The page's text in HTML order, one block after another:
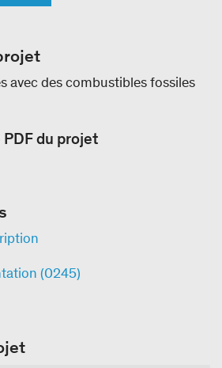
avec des combustibles fossiles
du projet
(0245)